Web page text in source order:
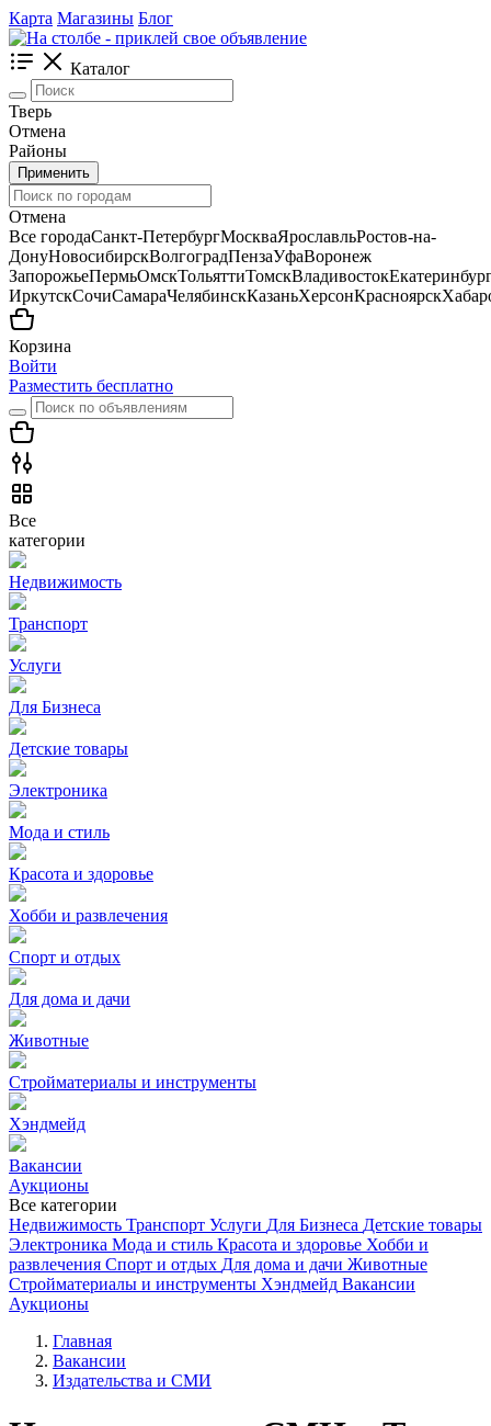
Карта Магазины Блог
Каталог
Тверь
Отмена
Районы
Применить
Отмена
Все городаСанкт-ПетербургМоскваЯрославльРостов-на-
ДонуНовосибирскВолгоградПензаУфаВоронеж
ЗапорожьеПермьОмскТольяттиТомскВладивосток
ИркутскСочиСамараЧелябинскКазаньХерсонКрасноярск
Корзина
Войти
Разместить бесплатно
Все
категории
Недвижимость
Транспорт
Услуги
Для Бизнеса
Детские товары
Электроника
Мода и стиль
Красота и здоровье
Хобби и развлечения
Спорт и отдых
Для дома и дачи
Животные
Стройматериалы и инструменты
Хэндмейд
Вакансии
Аукционы
Все категории
Недвижимость Транспорт Услуги Для Бизнеса Детские товары
Электроника Мода и стиль Красота и здоровье Хобби и
развлечения Спорт и отдых Для дома и дачи Животные
Стройматериалы и инструменты Хэндмейд Вакансии
Аукционы
Главная
Вакансии
Издательства и СМИ